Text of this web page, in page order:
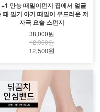
만능 때밀이펀지 집에서 얼굴
때 밀기 아기 때밀이 부드러운 저
자극 요술 스펀지
38,000원
12,900원
12,500원